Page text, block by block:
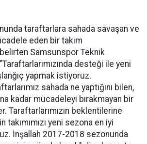
taraftarlara sahada savaşan ve
eden bir takım
Samsunspor Teknik
desteği ile yeni
yapmak istiyoruz.
sahada ne yaptığını bilen,
kadar mücadeleyi bırakmayan bir
Taraftarlarımızın beklentilerine
yeni sezona en iyi
İnşallah 2017-2018 sezonunda